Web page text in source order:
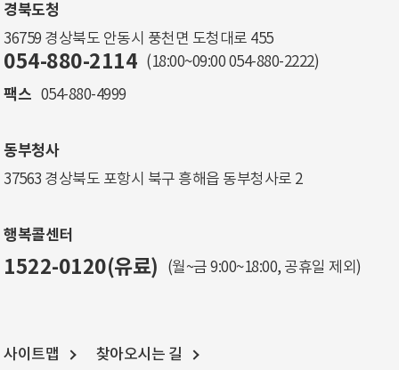
경북도청
36759 경상북도 안동시 풍천면 도청대로 455
054-880-2114 (18:00~09:00 054-880-2222)
팩스 054-880-4999
동부청사
37563 경상북도 포항시 북구 흥해읍 동부청사로 2
행복콜센터
1522-0120(유료) (월~금 9:00~18:00, 공휴일 제외)
사이트맵 찾아오시는 길